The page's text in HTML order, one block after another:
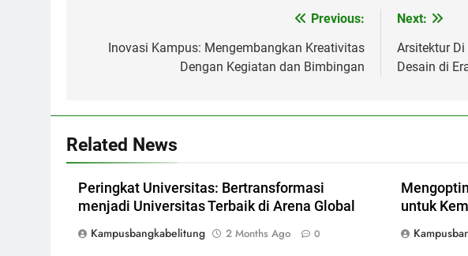
navigation
Previous:
Inovasi Kampus: Mengembangkan Kreativitas
Dengan Kegiatan dan Bimbingan
Next:
Arsitektur
Desain di
Related News
Peringkat Universitas: Bertransformasi
menjadi Universitas Terbaik di Arena Global
Kampusbangkabelitung
2 Months Ago 0
untuk